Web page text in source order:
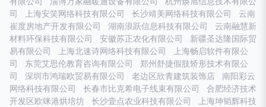
司
上海安笑网络科技有限公司 长沙靖美网络科技有限公司
云南
崔度房地产开发有限公司
湖南浪跃信息科技有限公司
云南融慧新
材料环保科技有限公司
安徽苏正农化有限公司
新疆圣达隆国际贸
易有限公司
上海北速诗网络科技有限公司
上海畅启软件有限公
司
东莞艾思伦教育咨询有限公司
郑州舒捷假肢矫形技术有限公
司
深圳市鸿瑞欧贸易有限公司 老边区欣青建筑装饰店
南阳彩云
网络科技有限公司
长春市比克希电子线束有限公司
合肥经济技术
开发区欧咪港烘培坊
长沙壹点农业科技有限公司
上海坤韬辉科技